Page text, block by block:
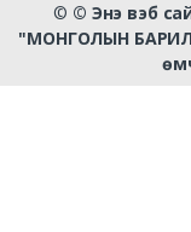
© © Энэ вэб
"МОНГОЛЫН